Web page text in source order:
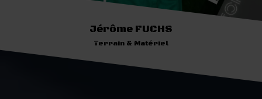
Jérôme FUCHS
Terrain & Matériel